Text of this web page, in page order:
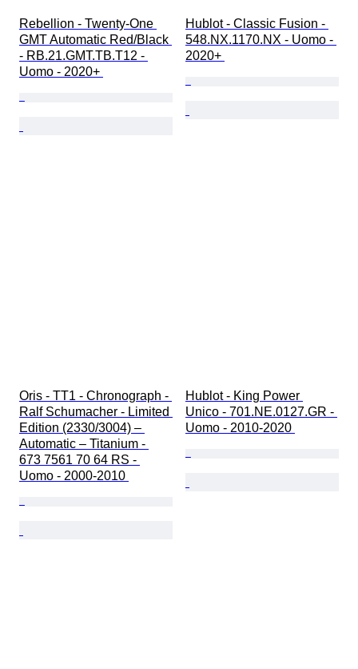
Rebellion - Twenty-One
GMT Automatic Red/Black
- RB.21.GMT.TB.T12 -
Uomo - 2020+
Hublot - Classic Fusion -
548.NX.1170.NX - Uomo -
2020+
Oris - TT1 - Chronograph -
Ralf Schumacher - Limited
Edition (2330/3004) –
Automatic – Titanium -
673 7561 70 64 RS -
Uomo - 2000-2010
Hublot - King Power
Unico - 701.NE.0127.GR -
Uomo - 2010-2020